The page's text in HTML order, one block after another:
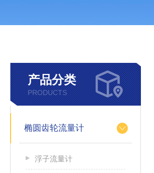
产品分类
PRODUCTS
椭圆齿轮流量计
浮子流量计